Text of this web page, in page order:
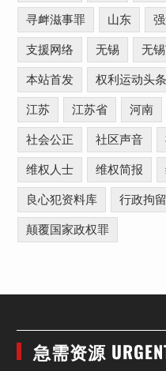
寻衅滋事罪 山东
支援网络 无锡 无
本站首发 权利运动头条
江苏 江苏省 河南
社会公正 社区声音
维权人士 维权简报
良心犯资料库 行政拘留
颠覆国家政权罪
急需资源